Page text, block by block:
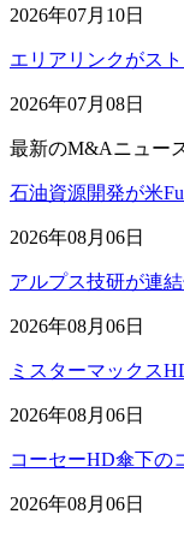
2026年07月10日
エリアリンクがス
2026年07月08日
最新のM&Aニュー
石油資源開発が米
2026年08月06日
アルプス技研が連
2026年08月06日
ミスターマックス
2026年08月06日
コーセーHD傘下の
2026年08月06日